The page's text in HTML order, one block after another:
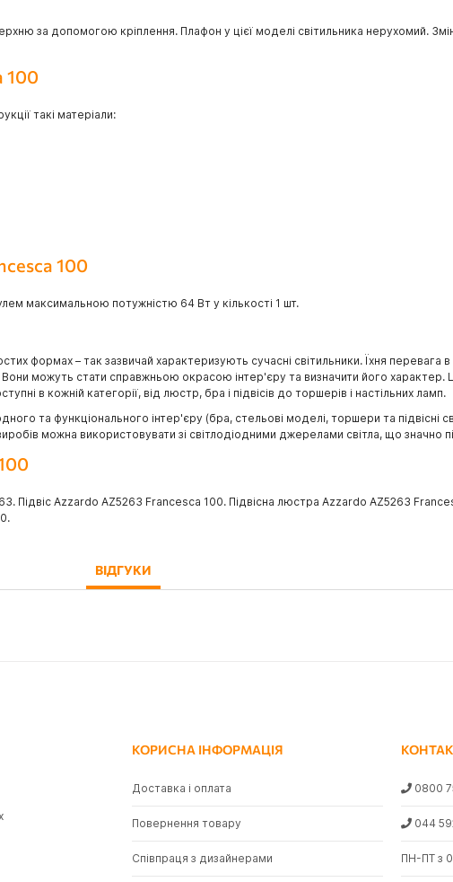
за допомогою кріплення. Плафон у цієї моделі світильника нерухомий.
100
такі матеріали:
100
максимальною потужністю 64 Вт у кількості 1 шт.
формах – так зазвичай характеризують сучасні світильники. Їхня
можуть стати справжньою окрасою інтер'єру та визначити його характер.
в кожній категорії, від люстр, бра і підвісів до торшерів і настільних ламп.
та функціонального інтер'єру (бра, стельові моделі, торшери та підвісні
можна використовувати зі світлодіодними джерелами світла, що значно
Azzardo AZ5263 Francesca 100. Підвісна люстра Azzardo AZ5263
ВІДГУКИ
КОРИСНА ІНФОРМАЦІЯ
Доставка і оплата
Повернення товару
Співпраця з дизайнерами
0800
044
ПН-ПТ з